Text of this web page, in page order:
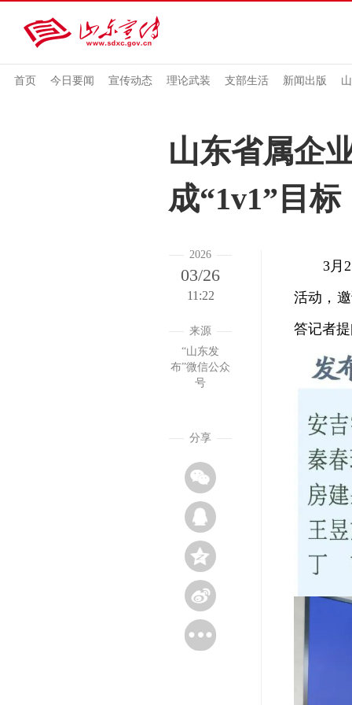
首页 今日要闻 宣传动态 理论武装 支部生活 新闻出版
山东省属企
成“1v1”目标
2026
03/26
11:22
来源
“山东发
布”微信公众
号
分享
3月25
活动，
答记者